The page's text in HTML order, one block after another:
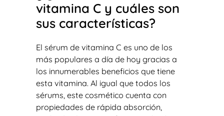
vitamina C y cuáles son
sus características?
El sérum de vitamina C es uno de los
más populares a día de hoy gracias a
los innumerables beneficios que tiene
esta vitamina. Al igual que todos los
sérums, este cosmético cuenta con
propiedades de rápida absorción,